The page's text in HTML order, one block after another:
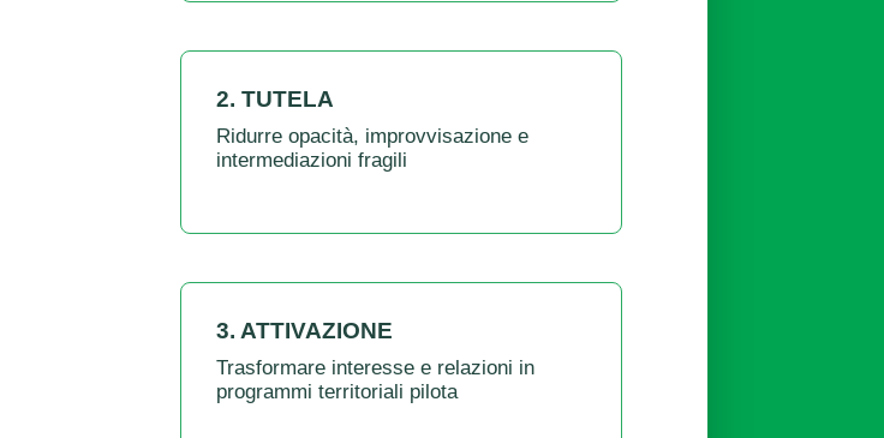
2. TUTELA
Ridurre opacità, improvvisazione e
intermediazioni fragili
3. ATTIVAZIONE
Trasformare interesse e relazioni in
programmi territoriali pilota